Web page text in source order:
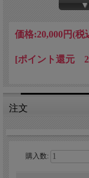
現代アートを思わ
▼
価格:20,000円(税
[ポイント還元
注文
購入数: